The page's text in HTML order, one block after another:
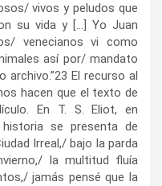
vivos y peludos que
su vida y […] Yo Juan
venecianos vi como
así por/ mandato
archivo.”23 El recurso al
hacen que el texto de
En T. S. Eliot, en
se presenta de
Irreal,/ bajo la parda
la multitud fluía
jamás pensé que la